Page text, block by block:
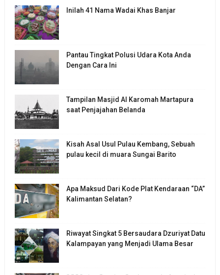
Inilah 41 Nama Wadai Khas Banjar
Pantau Tingkat Polusi Udara Kota Anda
Dengan Cara Ini
Tampilan Masjid Al Karomah Martapura
saat Penjajahan Belanda
Kisah Asal Usul Pulau Kembang, Sebuah
pulau kecil di muara Sungai Barito
Apa Maksud Dari Kode Plat Kendaraan “DA”
Kalimantan Selatan?
Riwayat Singkat 5 Bersaudara Dzuriyat Datu
Kalampayan yang Menjadi Ulama Besar